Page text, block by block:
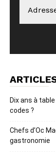
Dix ans à
codes ?
Chefs d’Oc
gastronomie